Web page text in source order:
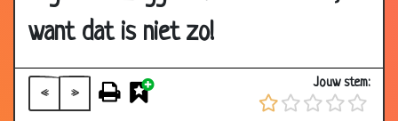
want dat is niet zo!
« »
Jouw stem:
2003
27 Jul
Bouwvakkers 3.14